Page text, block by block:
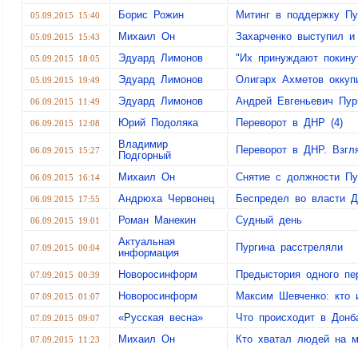
05.09.2015 15:40 Борис Рожин Митинг в поддержку
05.09.2015 15:43 Михаил Он Захарченко выступил
05.09.2015 18:05 Эдуард Лимонов "Их принуждают
05.09.2015 19:49 Эдуард Лимонов Олигарх Ахметов
06.09.2015 11:49 Эдуард Лимонов Андрей Евгеньевич
06.09.2015 12:08 Юрий Подоляка Переворот в ДНР (4)
06.09.2015 15:27
Владимир
Подгорный
Переворот в ДНР.
06.09.2015 16:14 Михаил Он Снятие с должности
06.09.2015 17:55 Андрюха Червонец Беспредел во власти
06.09.2015 19:01 Роман Манекин Судный день
07.09.2015 00:04
Актуальная
информация
Пургина расстреляли
07.09.2015 00:39 Новоросинформ Предыстория одного
07.09.2015 01:07 Новоросинформ Максим Шевченко: кто
07.09.2015 09:07 «Русская весна» Что происходит в
07.09.2015 11:23 Михаил Он Кто хватал людей на